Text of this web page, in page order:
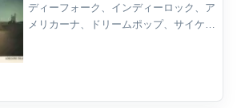
ディーフォーク、インディーロック、ア
メリカーナ、ドリームポップ、サイケデ